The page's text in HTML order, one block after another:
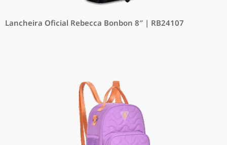
Lancheira Oficial Rebecca Bonbon 8″ | RB24107